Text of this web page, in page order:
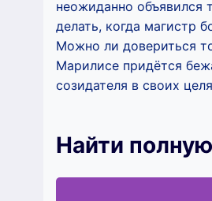
неожиданно объявился
делать, когда магистр
Можно ли довериться
Марилисе придётся
созидателя в своих
Найти